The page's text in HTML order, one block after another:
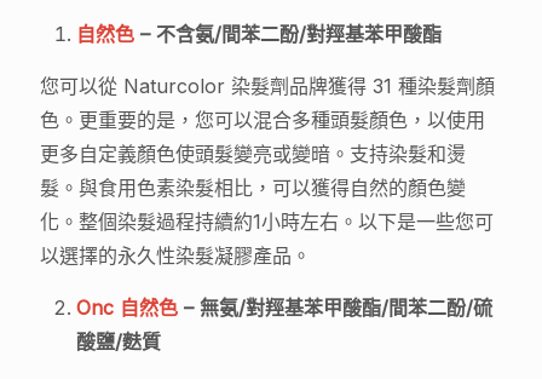
自然色 – 不含氨/間苯二酚/對羥基苯甲酸酯
您可以從 Naturcolor 染髮劑品牌獲得 31 種染髮劑顏
色。更重要的是，您可以混合多種頭髮顏色，以使用
更多自定義顏色使頭髮變亮或變暗。支持染髮和燙
髮。與食用色素染髮相比，可以獲得自然的顏色變
化。整個染髮過程持續約1小時左右。以下是一些您可
以選擇的永久性染髮凝膠產品。
Onc 自然色 – 無氨/對羥基苯甲酸酯/間苯二酚/硫
酸鹽/麩質